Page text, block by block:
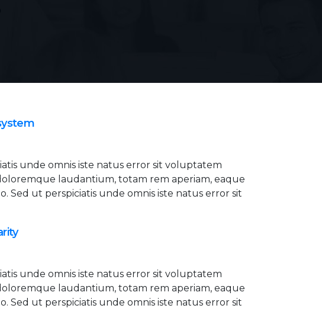
unde omnis iste natus error sit voluptatem
laudantium, totam rem aperiam, eaque
Sed ut perspiciatis unde omnis iste natus error sit
unde omnis iste natus error sit voluptatem
laudantium, totam rem aperiam, eaque
Sed ut perspiciatis unde omnis iste natus error sit